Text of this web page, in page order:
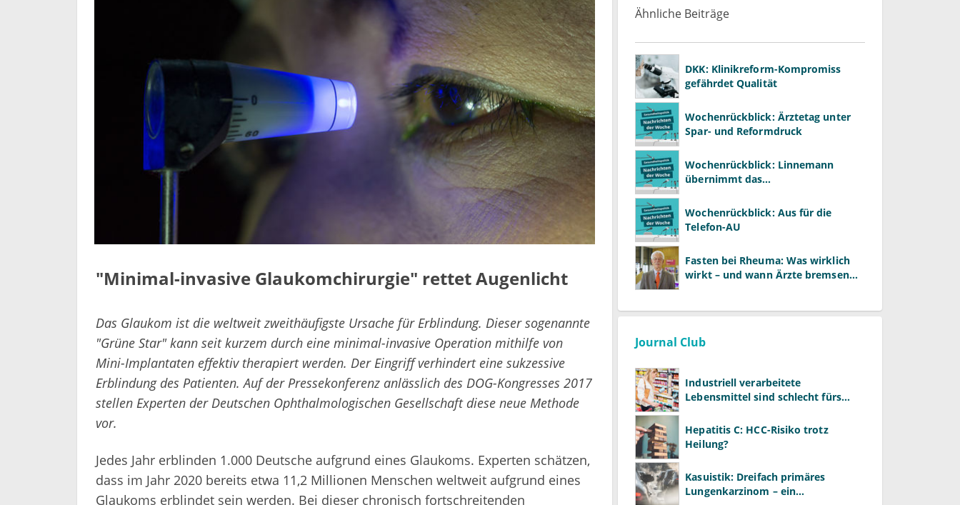
"Minimal-invasive Glaukomchirurgie" rettet Augenlicht
Das Glaukom ist die weltweit zweithäufigste Ursache für Erblindung. Dieser sogenannte
"Grüne Star" kann seit kurzem durch eine minimal-invasive Operation mithilfe von
Mini-Implantaten effektiv therapiert werden. Der Eingriff verhindert eine sukzessive
Erblindung des Patienten. Auf der Pressekonferenz anlässlich des DOG-Kongresses 2017
stellen Experten der Deutschen Ophthalmologischen Gesellschaft diese neue Methode
vor.
Jedes Jahr erblinden 1.000 Deutsche aufgrund eines Glaukoms. Experten schätzen,
dass im Jahr 2020 bereits etwa 11,2 Millionen Menschen weltweit aufgrund eines
Glaukoms erblindet sein werden. Bei dieser chronisch fortschreitenden
Ähnliche Beiträge
DKK: Klinikreform-Kompromiss
gefährdet Qualität
Wochenrückblick: Ärztetag unter
Spar- und Reformdruck
Wochenrückblick: Linnemann
übernimmt das
Warken
Wochenrückblick: Aus für die
Telefon-AU
Fasten bei Rheuma: Was wirklich
wirkt – und wann Ärzte bremsen
Journal Club
Industriell verarbeitete
Lebensmittel sind schlecht fürs
Hepatitis C: HCC-Risiko trotz
Heilung?
Kasuistik: Dreifach primäres
Lungenkarzinom – ein